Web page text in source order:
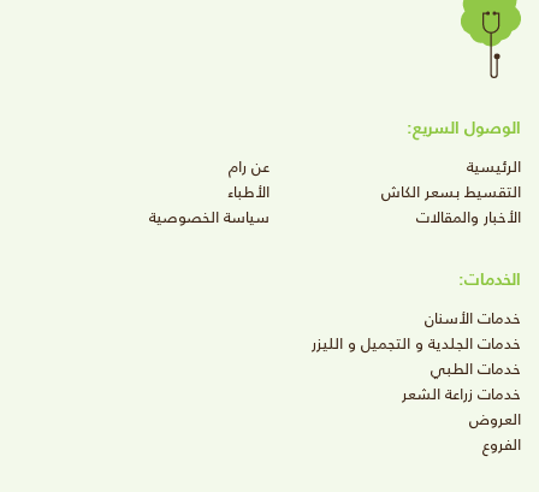
الوصول السريع:
الرئيسية
عن رام
التقسيط بسعر الكاش
الأطباء
الأخبار والمقالات
سياسة الخصوصية
الخدمات:
خدمات الأسنان
خدمات الجلدية و التجميل و الليزر
خدمات الطبي
خدمات زراعة الشعر
العروض
الفروع